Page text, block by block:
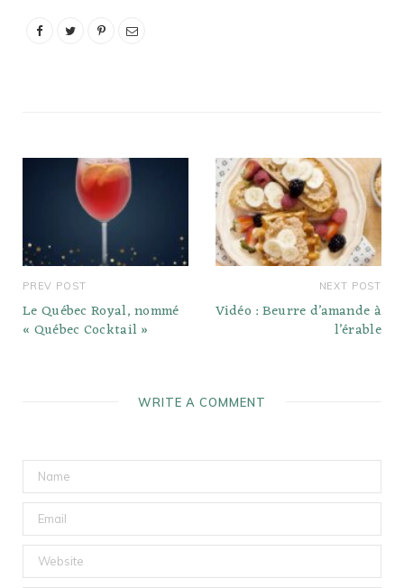
PREV POST
Le Québec Royal, nommé
« Québec Cocktail »
NEXT POST
Vidéo : Beurre d’amande à
l’érable
WRITE A COMMENT